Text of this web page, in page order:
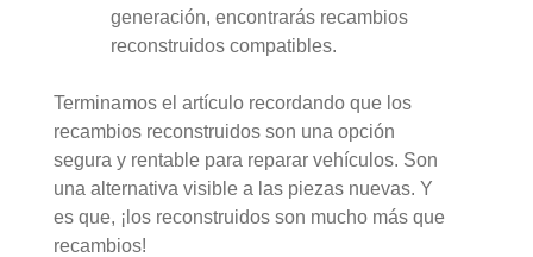
generación, encontrarás recambios
reconstruidos compatibles.
Terminamos el artículo recordando que los
recambios reconstruidos son una opción
segura y rentable para reparar vehículos. Son
una alternativa visible a las piezas nuevas. Y
es que, ¡los reconstruidos son mucho más que
recambios!